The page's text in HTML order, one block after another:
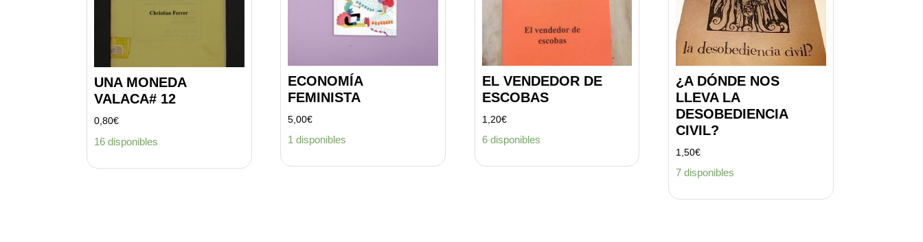
UNA MONEDA
VALACA# 12
0,80€
16 disponibles
ECONOMÍA
FEMINISTA
5,00€
1 disponibles
EL VENDEDOR DE
ESCOBAS
1,20€
6 disponibles
¿A DÓNDE NOS
LLEVA LA
DESOBEDIENCIA
CIVIL?
1,50€
7 disponibles